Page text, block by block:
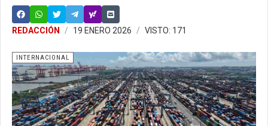
REDACCIÓN 19 ENERO 2026 VISTO: 171
INTERNACIONAL